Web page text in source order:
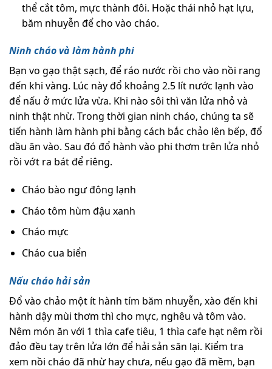
thể cắt tôm, mực thành đôi. Hoặc thái nhỏ hạt lựu,
băm nhuyễn để cho vào cháo.
Ninh cháo và làm hành phi
Bạn vo gạo thật sạch, để ráo nước rồi cho vào nồi rang
đến khi vàng. Lúc này đổ khoảng 2.5 lít nước lạnh vào
để nấu ở mức lửa vừa. Khi nào sôi thì văn lửa nhỏ và
ninh thật nhừ. Trong thời gian ninh cháo, chúng ta sẽ
tiến hành làm hành phi bằng cách bắc chảo lên bếp, đổ
dầu ăn vào. Sau đó đổ hành vào phi thơm trên lửa nhỏ
rồi vớt ra bát để riêng.
Cháo bào ngư đông lạnh
Cháo tôm hùm đậu xanh
Cháo mực
Cháo cua biển
Nấu cháo hải sản
Đổ vào chảo một ít hành tím băm nhuyễn, xào đến khi
hành dậy mùi thơm thì cho mực, nghêu và tôm vào.
Nêm món ăn với 1 thìa cafe tiêu, 1 thìa cafe hạt nêm rồi
đảo đều tay trên lửa lớn để hải sản săn lại. Kiểm tra
xem nồi cháo đã nhừ hay chưa, nếu gạo đã mềm, bạn